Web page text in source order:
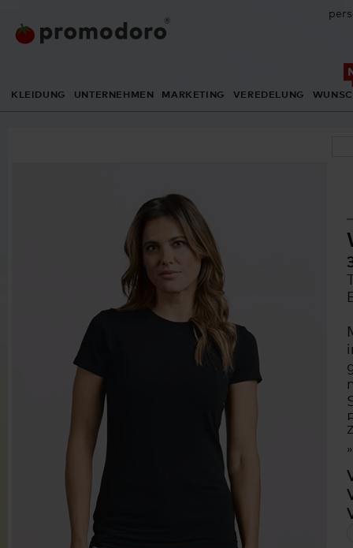
KLEIDUNG UNTERNEHMEN MARKETING VEREDELUNG